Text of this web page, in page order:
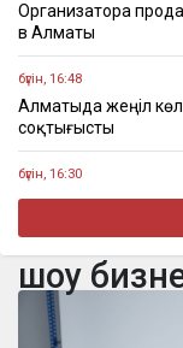
Организатора
в Алматы
бүгін, 16:48
Алматыда жеңіл
соқтығысты
бүгін, 16:30
Четыре бронзовые
бүгін, 16:11
«Әкем радикал
Тоқаевтан әділдік
шоу